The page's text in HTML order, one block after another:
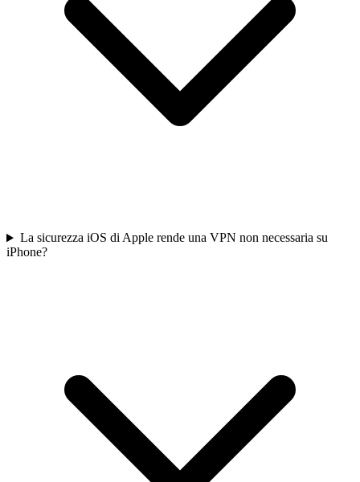
La sicurezza iOS di Apple rende una VPN non necessaria su
iPhone?